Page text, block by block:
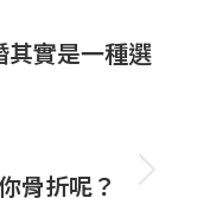
其實是一種選
骨折呢？